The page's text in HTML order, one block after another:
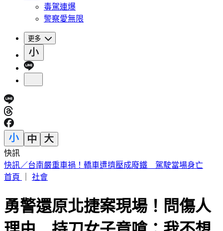
毒駕連爆
警察愛無限
更多
快訊
小孩顧小孩！澎湖13子女遭棄養擠4坪破屋 父母帶補助金跑
路
勇警還原北捷案現場！問傷人